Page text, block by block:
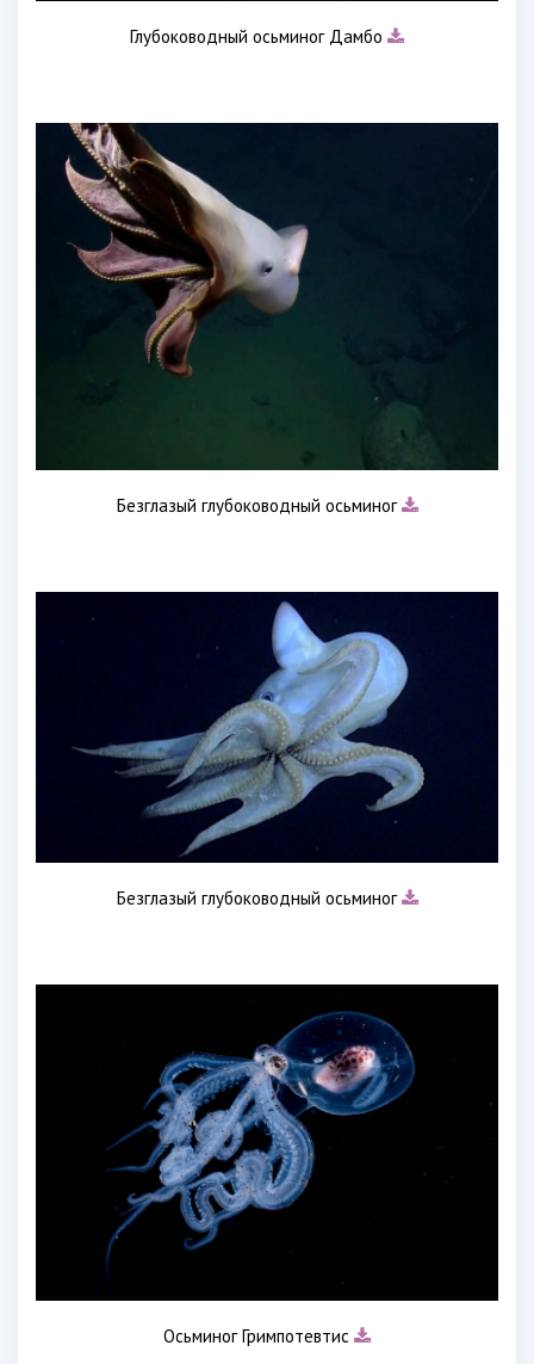
Глубоководный осьминог Дамбо
Безглазый глубоководный осьминог
Безглазый глубоководный осьминог
Осьминог Гримпотевтис